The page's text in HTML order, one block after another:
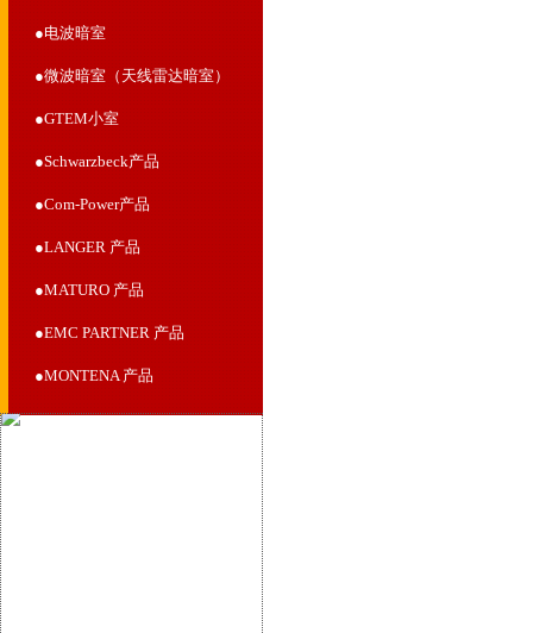
●电波暗室
●微波暗室（天线雷达暗室）
●GTEM小室
●Schwarzbeck产品
●Com-Power产品
●LANGER 产品
●MATURO 产品
●EMC PARTNER 产品
●MONTENA 产品